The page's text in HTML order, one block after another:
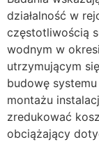
działalność w
częstotliwością
wodnym w
utrzymującym
budowę
montażu
zredukować
obciążający